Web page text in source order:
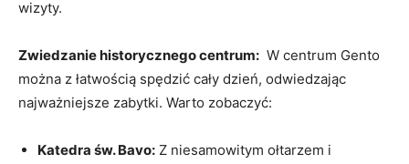
‍wizyty.
Zwiedzanie historycznego centrum: ‍ W centrum Gento
można z łatwością spędzić cały dzień, odwiedzając
najważniejsze zabytki.⁤ Warto zobaczyć:
Katedra św. Bavo: Z niesamowitym ołtarzem ⁣i